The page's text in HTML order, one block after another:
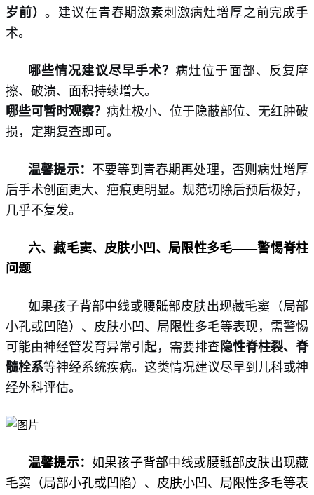
岁前）。建议在青春期激素刺激病灶增厚之前完成手
术。
哪些情况建议尽早手术？病灶位于面部、反复摩
擦、破溃、面积持续增大。
哪些可暂时观察？ 病灶极小、位于隐蔽部位、无红肿破
损，定期复查即可。
温馨提示： 不要等到青春期再处理，否则病灶增厚
后手术创面更大、疤痕更明显。规范切除后预后极好，
几乎不复发。
六、藏毛窦、皮肤小凹、局限性多毛——警惕脊柱
问题
如果孩子背部中线或腰骶部皮肤出现藏毛窦（局部
小孔或凹陷）、皮肤小凹、局限性多毛等表现，需警惕
可能由神经管发育异常引起，需要排查隐性脊柱裂、脊
髓栓系等神经系统疾病。这类情况建议尽早到儿科或神
经外科评估。
温馨提示： 如果孩子背部中线或腰骶部皮肤出现藏
毛窦（局部小孔或凹陷）、皮肤小凹、局限性多毛等表